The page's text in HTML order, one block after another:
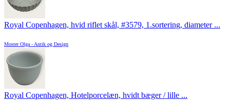
Royal Copenhagen, hvid riflet skål, #3579, 1.sortering, diameter ...
Moster Olga - Antik og Design
Royal Copenhagen, Hotelporcelæn, hvidt bæger / lille ...